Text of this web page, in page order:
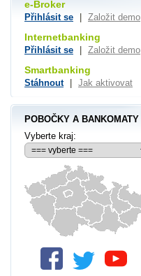
e-Broker
Přihlásit se Založit demo
Internetbanking
Přihlásit se Založit demo
Smartbanking
Stáhnout Jak aktivovat
POBOČKY A BANKOMATY
Vyberte kraj: